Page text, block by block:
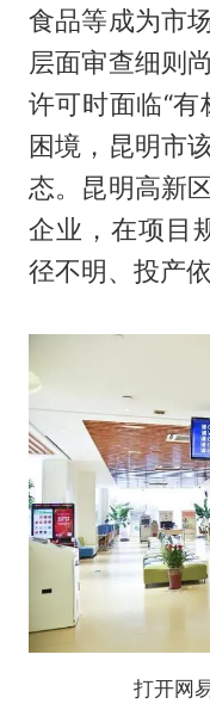
食品等成为市
层面审查细则
许可时面临“
困境，昆明市
态。昆明高新
企业，在项目
径不明、投产
打开网